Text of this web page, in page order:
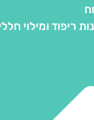
ריפוד ומילוי חללים